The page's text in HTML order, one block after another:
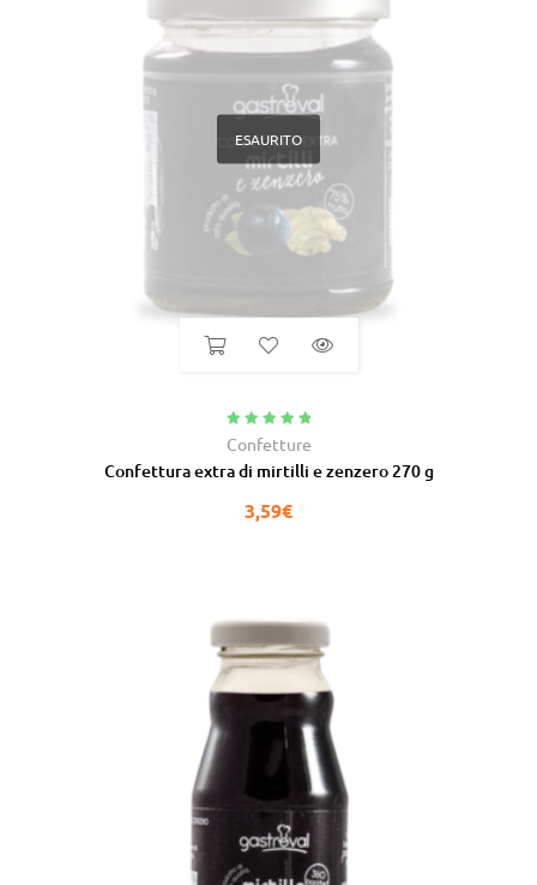
ESAURITO
Valutato 5.00
Confetture
Confettura extra di mirtilli e zenzero 270 g
3,59€